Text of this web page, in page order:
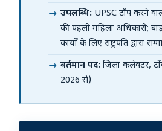
उपलब्धि: UPSC टॉप करने
की पहली महिला अधिकारी;
कार्यों के लिए राष्ट्रपति द्वारा
वर्तमान पद: जिला कलेक्टर,
2026 से)